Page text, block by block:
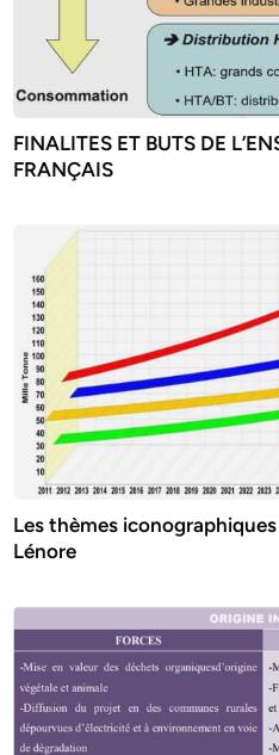
FINALITES ET BUTS DE
FRANÇAIS
Les thèmes
Lénore